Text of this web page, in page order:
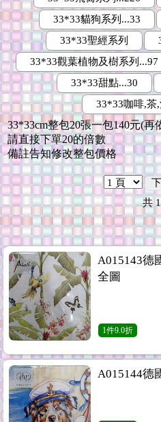
33*33貓狗系列...33
33*33聖經系列
33*33觀葉植物及樹系列...97
33*33甜點...30
33*33咖啡,茶
33*33cm整包20張一包140元(再
請直接下單20的倍數
備註告知修改整包價格
共
A015143德
全圖
1件9.0折
A015144德